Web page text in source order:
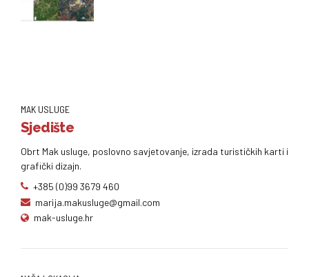
MAK USLUGE
Sjedište
Obrt Mak usluge, poslovno savjetovanje, izrada turističkih karti i
grafički dizajn.
+385 (0)99 3679 460
marija.makusluge@gmail.com
mak-usluge.hr